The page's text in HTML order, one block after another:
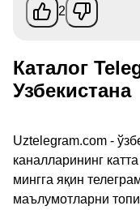
2
Каталог
Узбекистана
Uztelegram.com -
каналларининг
мингга яқин
маълумотларни